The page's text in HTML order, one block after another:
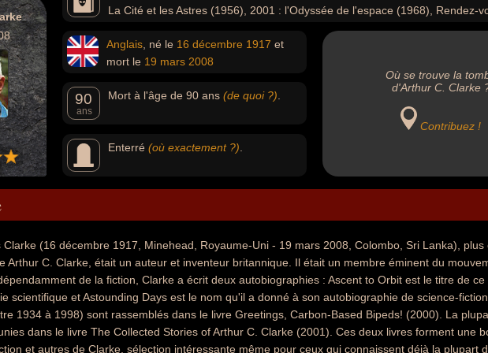
La Cité et les Astres (1956), 2001 : l'Odyssée de l'espace (1968), Rendez-
Anglais , né le 16 décembre 1917 et
mort le 19 mars 2008
90
ans
Mort à l'âge de 90 ans (de quoi ?)
Enterré (où exactement ?)
Où se trouve la
d'Arthur C. Clarke
Contribuez !
Clarke (16 décembre 1917, Minehead, Royaume-Uni - 19 mars 2008, Colombo, Sri Lanka), plus
Arthur C. Clarke, était un auteur et inventeur britannique. Il était un membre éminent du
de la fiction, Clarke a écrit deux autobiographies : Ascent to Orbit est le titre de
scientifique et Astounding Days est le nom qu'il a donné à son autobiographie de science-
1934 à 1998) sont rassemblés dans le livre Greetings, Carbon-Based Bipeds! (2000). La
dans le livre The Collected Stories of Arthur C. Clarke (2001). Ces deux livres forment une
et autres de Clarke, sélection intéressante même pour ceux qui connaissent déjà la plupart